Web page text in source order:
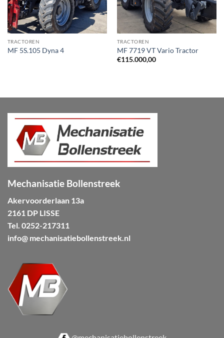
TRACTOREN
MF 5S.105 Dyna 4
TRACTOREN
MF 7719 VT Vario Tractor
€115.000,00
Mechanisatie Bollenstreek
Akervoorderlaan 13a
2161 DP LISSE
Tel. 0252-217311
info@ mechanisatiebollenstreek.nl